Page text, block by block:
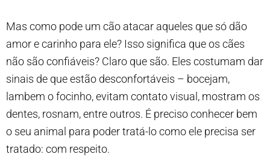
Mas como pode um cão atacar aqueles que só dão
amor e carinho para ele? Isso significa que os cães
não são confiáveis? Claro que são. Eles costumam dar
sinais de que estão desconfortáveis – bocejam,
lambem o focinho, evitam contato visual, mostram os
dentes, rosnam, entre outros. É preciso conhecer bem
o seu animal para poder tratá-lo como ele precisa ser
tratado: com respeito.